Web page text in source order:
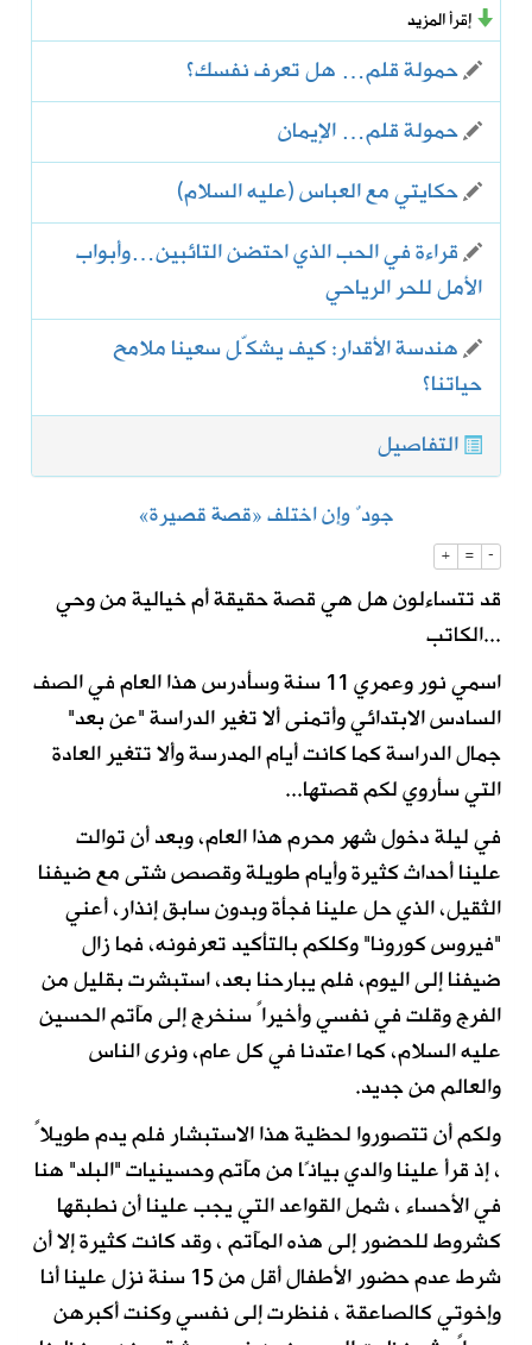
إقرأ المزيد
حمولة قلم… هل تعرف نفسك؟
حمولة قلم… الإيمان
حكايتي مع العباس (عليه السلام)
قراءة في الحب الذي احتضن التائبين…وأبواب
الأمل للحر الرياحي
هندسة الأقدار: كيف يشكّل سعينا ملامح
حياتنا؟
التفاصيل
جودٌ وإن اختلف «قصة قصيرة»
+ = -
قد تتساءلون هل هي قصة حقيقة أم خيالية من وحي
الكاتب...
اسمي نور وعمري 11 سنة وسأدرس هذا العام في الصف
السادس الابتدائي وأتمنى ألا تغير الدراسة "عن بعد"
جمال الدراسة كما كانت أيام المدرسة وألا تتغير العادة
التي سأروي لكم قصتها...
في ليلة دخول شهر محرم هذا العام، وبعد أن توالت
علينا أحداث كثيرة وأيام طويلة وقصص شتى مع ضيفنا
الثقيل، الذي حل علينا فجأة وبدون سابق إنذار، أعني
"فيروس كورونا" وكلكم بالتأكيد تعرفونه، فما زال
ضيفنا إلى اليوم، فلم يبارحنا بعد، استبشرت بقليل من
الفرج وقلت في نفسي وأخيراً سنخرج إلى مآتم الحسين
عليه السلام، كما اعتدنا في كل عام، ونرى الناس
والعالم من جديد.
ولكم أن تتصوروا لحظية هذا الاستبشار فلم يدم طويلاً
، إذ قرأ علينا والدي بيانًا من مآتم وحسينيات "البلد" هنا
في الأحساء ، شمل القواعد التي يجب علينا أن نطبقها
كشروط للحضور إلى هذه المآتم ، وقد كانت كثيرة إلا أن
شرط عدم حضور الأطفال أقل من 15 سنة نزل علينا أنا
وإخوتي كالصاعقة ، فنظرت إلى نفسي وكنت أكبرهن